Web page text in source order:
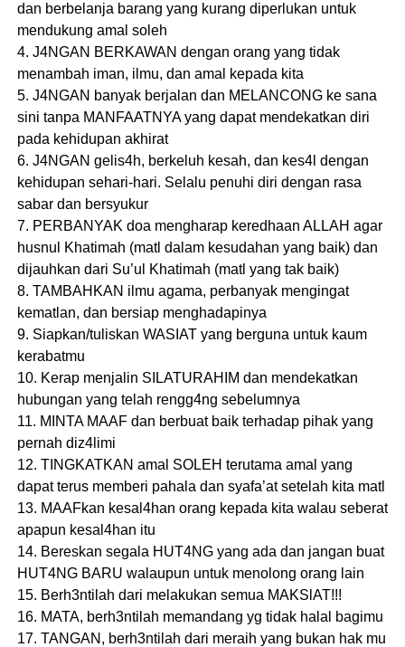
dan berbelanja barang yang kurang diperlukan untuk
mendukung amal soleh
4. J4NGAN BERKAWAN dengan orang yang tidak
menambah iman, ilmu, dan amal kepada kita
5. J4NGAN banyak berjalan dan MELANCONG ke sana
sini tanpa MANFAATNYA yang dapat mendekatkan diri
pada kehidupan akhirat
6. J4NGAN gelis4h, berkeluh kesah, dan kes4l dengan
kehidupan sehari-hari. Selalu penuhi diri dengan rasa
sabar dan bersyukur
7. PERBANYAK doa mengharap keredhaan ALLAH agar
husnul Khatimah (matl dalam kesudahan yang baik) dan
dijauhkan dari Su’ul Khatimah (matl yang tak baik)
8. TAMBAHKAN ilmu agama, perbanyak mengingat
kematlan, dan bersiap menghadapinya
9. Siapkan/tuliskan WASIAT yang berguna untuk kaum
kerabatmu
10. Kerap menjalin SILATURAHIM dan mendekatkan
hubungan yang telah rengg4ng sebelumnya
11. MINTA MAAF dan berbuat baik terhadap pihak yang
pernah diz4limi
12. TINGKATKAN amal SOLEH terutama amal yang
dapat terus memberi pahala dan syafa’at setelah kita matl
13. MAAFkan kesal4han orang kepada kita walau seberat
apapun kesal4han itu
14. Bereskan segala HUT4NG yang ada dan jangan buat
HUT4NG BARU walaupun untuk menolong orang lain
15. Berh3ntilah dari melakukan semua MAKSlAT!!!
16. MATA, berh3ntilah memandang yg tidak halal bagimu
17. TANGAN, berh3ntilah dari meraih yang bukan hak mu